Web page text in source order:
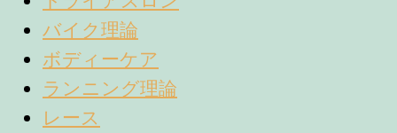
バイク理論
ボディーケア
ランニング理論
レース